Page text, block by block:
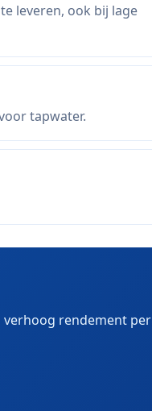
leveren, ook bij lage
tapwater.
verhoog rendement per